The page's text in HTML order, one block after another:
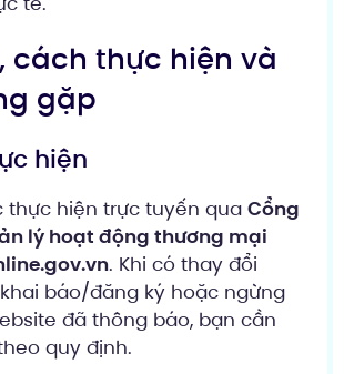
cách thực hiện và
gặp
hiện
thực hiện trực tuyến qua Cổng
lý hoạt động thương mại
. Khi có thay đổi
báo/đăng ký hoặc ngừng
đã thông báo, bạn cần
quy định.